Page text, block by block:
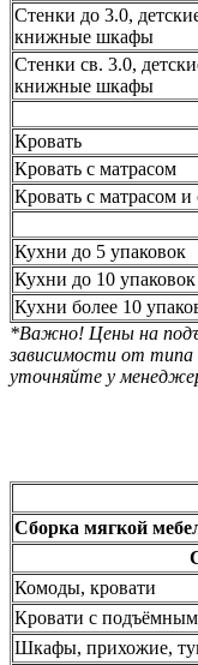
Стенки до 3.0,
книжные шкафы
Стенки св. 3.0,
книжные шкафы
Кровать
Кровать с матрасом
Кровать с матрасом
Кухни до 5 упаковок
Кухни до 10 упаковок
Кухни более 10
*Важно! Цены на
зависимости от типа
уточняйте у
Сборка мягкой
Комоды, кровати
Кровати с
Шкафы, прихожие,